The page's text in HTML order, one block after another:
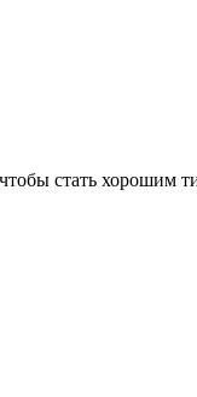
стать хорошим